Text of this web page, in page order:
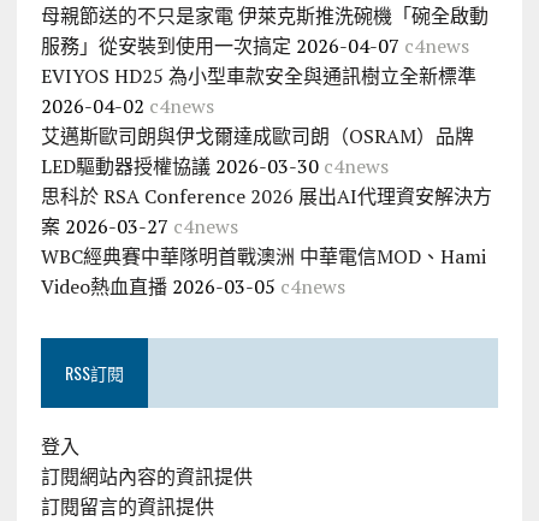
母親節送的不只是家電 伊萊克斯推洗碗機「碗全啟動
服務」從安裝到使用一次搞定 2026-04-07 c4news
EVIYOS HD25 為小型車款安全與通訊樹立全新標準
2026-04-02 c4news
艾邁斯歐司朗與伊戈爾達成歐司朗（OSRAM）品牌
LED驅動器授權協議 2026-03-30 c4news
思科於 RSA Conference 2026 展出AI代理資安解決方
案 2026-03-27 c4news
WBC經典賽中華隊明首戰澳洲 中華電信MOD、Hami
Video熱血直播 2026-03-05 c4news
RSS訂閱
登入
訂閱網站內容的資訊提供
訂閱留言的資訊提供